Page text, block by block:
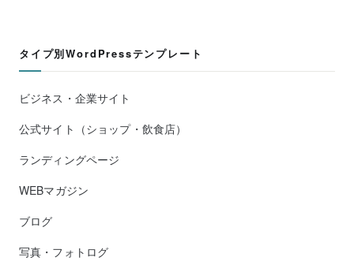
タイプ別WordPressテンプレート
ビジネス・企業サイト
公式サイト（ショップ・飲食店）
ランディングページ
WEBマガジン
ブログ
写真・フォトログ